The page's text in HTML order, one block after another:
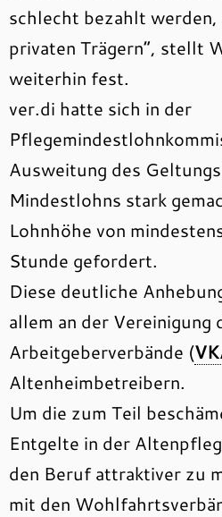
schlecht bezahlt
privaten Trägern“, stellt
weiterhin fest.
ver.di hatte sich in der
Ausweitung des
Mindestlohns stark
Lohnhöhe von
Stunde gefordert.
Diese deutliche
allem an der Vereinigung
Arbeitgeberverbände (
Altenheimbetreibern.
Um die zum Teil
Entgelte in der
den Beruf attraktiver zu
mit den